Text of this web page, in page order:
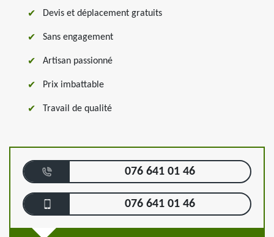
Devis et déplacement gratuits
Sans engagement
Artisan passionné
Prix imbattable
Travail de qualité
076 641 01 46
076 641 01 46